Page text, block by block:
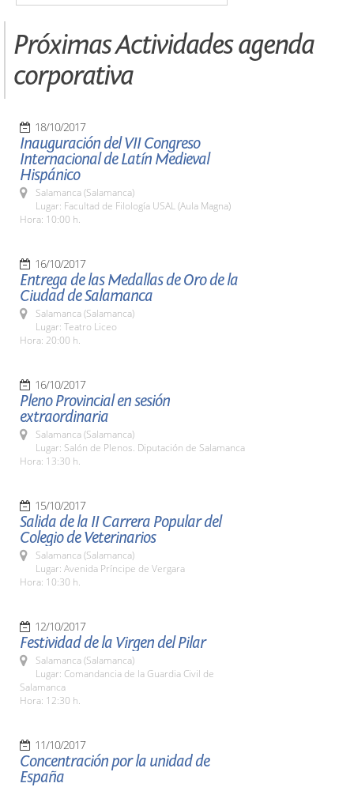
Próximas Actividades agenda
corporativa
18/10/2017
Inauguración del VII Congreso
Internacional de Latín Medieval
Hispánico
Salamanca (Salamanca)
Lugar: Facultad de Filología USAL (Aula Magna)
Hora: 10:00 h.
16/10/2017
Entrega de las Medallas de Oro de la
Ciudad de Salamanca
Salamanca (Salamanca)
Lugar: Teatro Liceo
Hora: 20:00 h.
16/10/2017
Pleno Provincial en sesión
extraordinaria
Salamanca (Salamanca)
Lugar: Salón de Plenos. Diputación de Salamanca
Hora: 13:30 h.
15/10/2017
Salida de la II Carrera Popular del
Colegio de Veterinarios
Salamanca (Salamanca)
Lugar: Avenida Príncipe de Vergara
Hora: 10:30 h.
12/10/2017
Festividad de la Virgen del Pilar
Salamanca (Salamanca)
Lugar: Comandancia de la Guardia Civil de
Salamanca
Hora: 12:30 h.
11/10/2017
Concentración por la unidad de
España